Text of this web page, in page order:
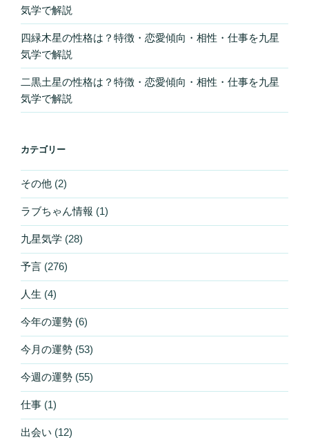
気学で解説
四緑木星の性格は？特徴・恋愛傾向・相性・仕事を九星
気学で解説
二黒土星の性格は？特徴・恋愛傾向・相性・仕事を九星
気学で解説
カテゴリー
その他 (2)
ラブちゃん情報 (1)
九星気学 (28)
予言 (276)
人生 (4)
今年の運勢 (6)
今月の運勢 (53)
今週の運勢 (55)
仕事 (1)
出会い (12)